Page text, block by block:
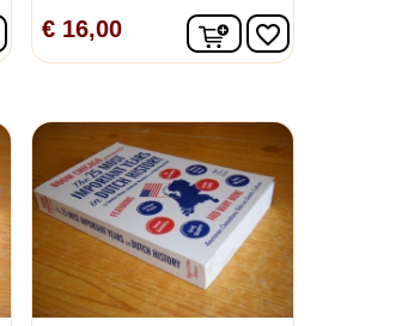
€ 16,00 In winkelwagen
favorite_border